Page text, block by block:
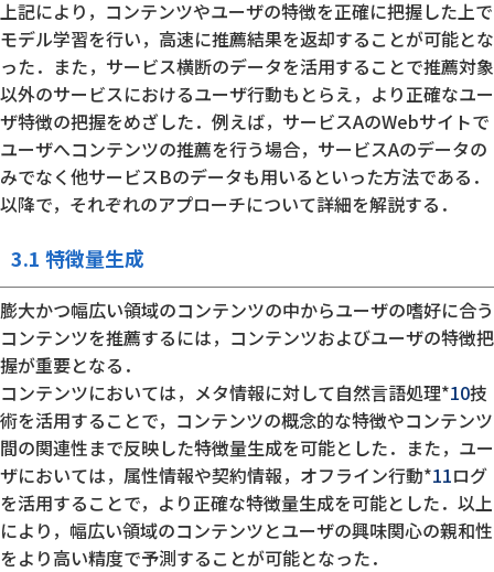
上記により，コンテンツやユーザの特徴を正確に把握した上で
モデル学習を行い，高速に推薦結果を返却することが可能とな
った．また，サービス横断のデータを活用することで推薦対象
以外のサービスにおけるユーザ行動もとらえ，より正確なユー
ザ特徴の把握をめざした．例えば，サービスAのWebサイトで
ユーザへコンテンツの推薦を行う場合，サービスAのデータの
みでなく他サービスBのデータも用いるといった方法である．
以降で，それぞれのアプローチについて詳細を解説する．
3.1 特徴量生成
膨大かつ幅広い領域のコンテンツの中からユーザの嗜好に合う
コンテンツを推薦するには，コンテンツおよびユーザの特徴把
握が重要となる．
コンテンツにおいては，メタ情報に対して自然言語処理*10技
術を活用することで，コンテンツの概念的な特徴やコンテンツ
間の関連性まで反映した特徴量生成を可能とした．また，ユー
ザにおいては，属性情報や契約情報，オフライン行動*11ログ
を活用することで，より正確な特徴量生成を可能とした．以上
により，幅広い領域のコンテンツとユーザの興味関心の親和性
をより高い精度で予測することが可能となった．